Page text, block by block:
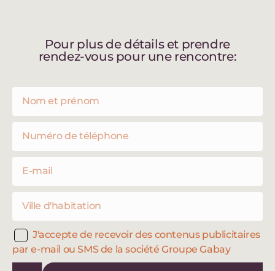
Pour plus de détails et prendre
rendez-vous pour une rencontre:
J'accepte de recevoir des contenus publicitaires
par e-mail ou SMS de la société Groupe Gabay